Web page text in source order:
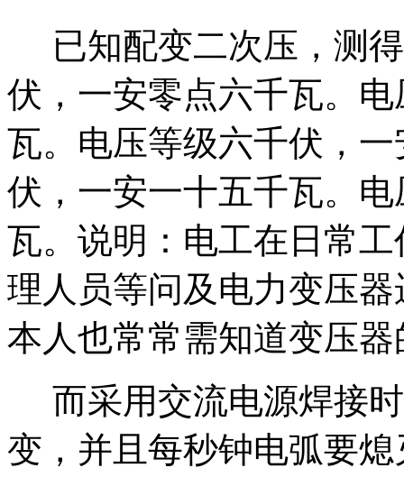
已知配变二次压，测
伏，一安零点六千瓦。
瓦。电压等级六千伏，
伏，一安一十五千瓦。
瓦。说明：电工在日常
理人员等问及电力变压
本人也常常需知道变压
而采用交流电源焊接
变，并且每秒钟电弧要